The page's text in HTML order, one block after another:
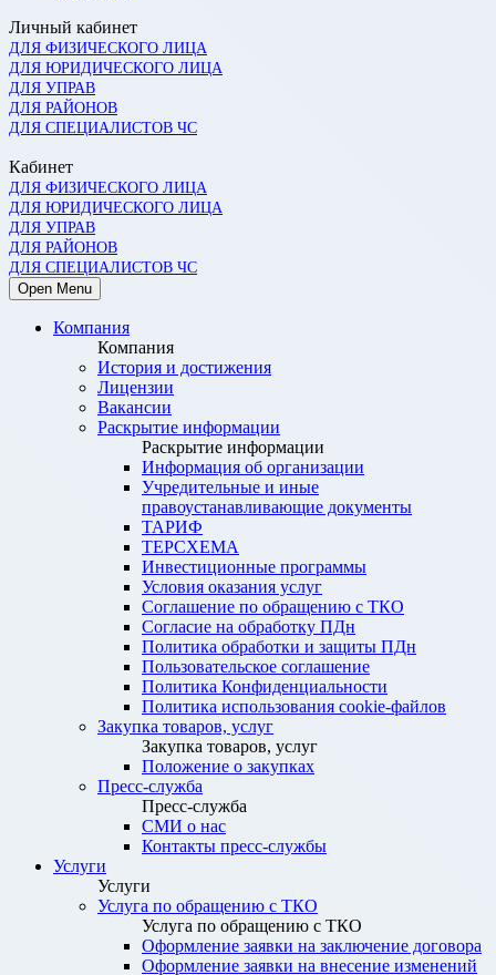
Личный кабинет
ДЛЯ ФИЗИЧЕСКОГО ЛИЦА
ДЛЯ ЮРИДИЧЕСКОГО ЛИЦА
ДЛЯ УПРАВ
ДЛЯ РАЙОНОВ
ДЛЯ СПЕЦИАЛИСТОВ ЧС
Кабинет
ДЛЯ ФИЗИЧЕСКОГО ЛИЦА
ДЛЯ ЮРИДИЧЕСКОГО ЛИЦА
ДЛЯ УПРАВ
ДЛЯ РАЙОНОВ
ДЛЯ СПЕЦИАЛИСТОВ ЧС
Open Menu
Компания
Компания
История и достижения
Лицензии
Вакансии
Раскрытие информации
Раскрытие информации
Информация об организации
Учредительные и иные
правоустанавливающие документы
ТАРИФ
ТЕРСХЕМА
Инвестиционные программы
Условия оказания услуг
Соглашение по обращению с ТКО
Согласие на обработку ПДн
Политика обработки и защиты ПДн
Пользовательское соглашение
Политика Конфиденциальности
Политика использования cookie-файлов
Закупка товаров, услуг
Закупка товаров, услуг
Положение о закупках
Пресс-служба
Пресс-служба
СМИ о нас
Контакты пресс-службы
Услуги
Услуги
Услуга по обращению с ТКО
Услуга по обращению с ТКО
Оформление заявки на заключение договора
Оформление заявки на внесение изменений